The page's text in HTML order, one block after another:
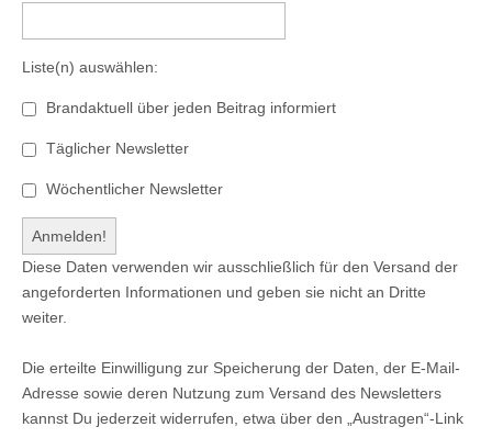
Liste(n) auswählen:
Brandaktuell über jeden Beitrag informiert
Täglicher Newsletter
Wöchentlicher Newsletter
Diese Daten verwenden wir ausschließlich für den Versand der
angeforderten Informationen und geben sie nicht an Dritte
weiter.
Die erteilte Einwilligung zur Speicherung der Daten, der E-Mail-
Adresse sowie deren Nutzung zum Versand des Newsletters
kannst Du jederzeit widerrufen, etwa über den „Austragen“-Link